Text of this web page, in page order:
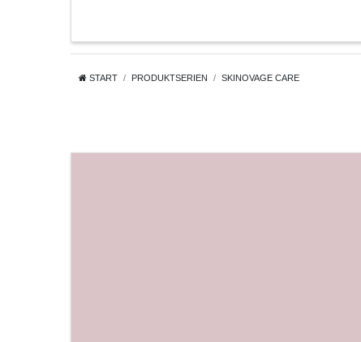
START PRODUKTSERIEN SKINOVAGE CARE